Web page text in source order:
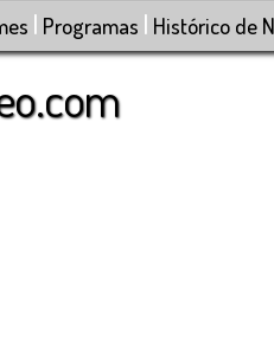
| Programas | Histórico de